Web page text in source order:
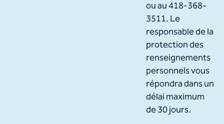
ou au 418-368-
3511. Le
responsable de la
protection des
renseignements
personnels vous
répondra dans un
délai maximum
de 30 jours.